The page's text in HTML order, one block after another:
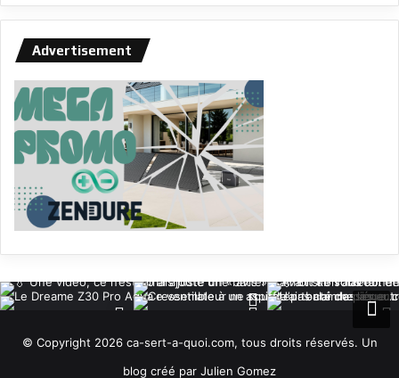
Advertisement
© Copyright 2026 ca-sert-a-quoi.com, tous droits réservés. Un
blog créé par Julien Gomez